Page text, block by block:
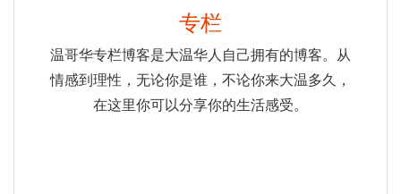
专栏
温哥华专栏博客是大温华人自己拥有的博客。从
情感到理性，无论你是谁，不论你来大温多久，
在这里你可以分享你的生活感受。